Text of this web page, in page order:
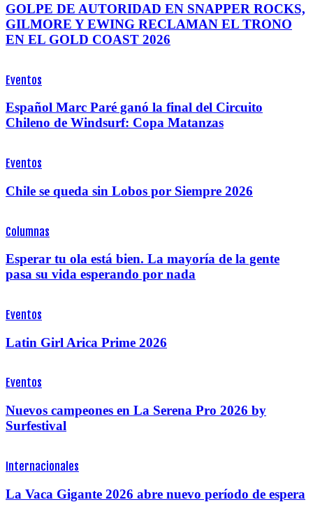
GOLPE DE AUTORIDAD EN SNAPPER ROCKS,
GILMORE Y EWING RECLAMAN EL TRONO
EN EL GOLD COAST 2026
Eventos
Español Marc Paré ganó la final del Circuito
Chileno de Windsurf: Copa Matanzas
Eventos
Chile se queda sin Lobos por Siempre 2026
Columnas
Esperar tu ola está bien. La mayoría de la gente
pasa su vida esperando por nada
Eventos
Latin Girl Arica Prime 2026
Eventos
Nuevos campeones en La Serena Pro 2026 by
Surfestival
Internacionales
La Vaca Gigante 2026 abre nuevo período de espera